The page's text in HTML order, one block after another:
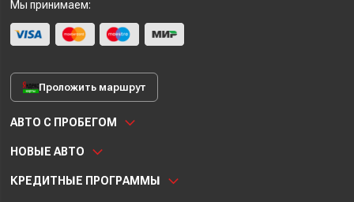
Мы принимаем:
Проложить маршрут
АВТО С ПРОБЕГОМ
НОВЫЕ АВТО
КРЕДИТНЫЕ ПРОГРАММЫ